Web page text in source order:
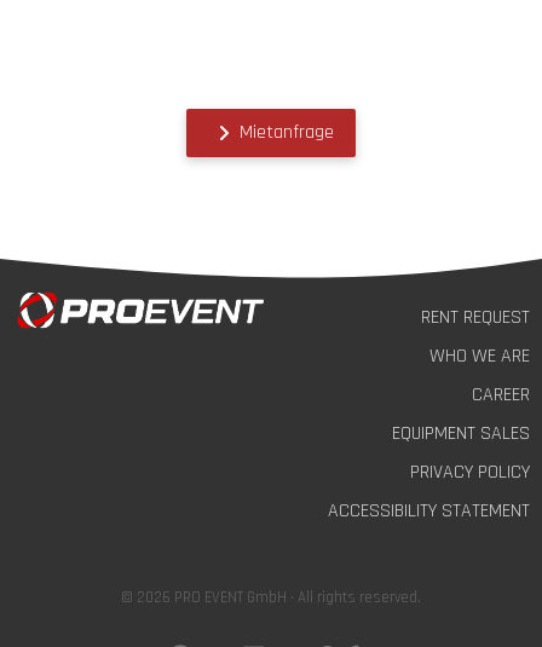
Mietanfrage
RENT REQUEST
WHO WE ARE
CAREER
EQUIPMENT SALES
PRIVACY POLICY
ACCESSIBILITY STATEMENT
© 2026 PRO EVENT GmbH · All rights reserved.